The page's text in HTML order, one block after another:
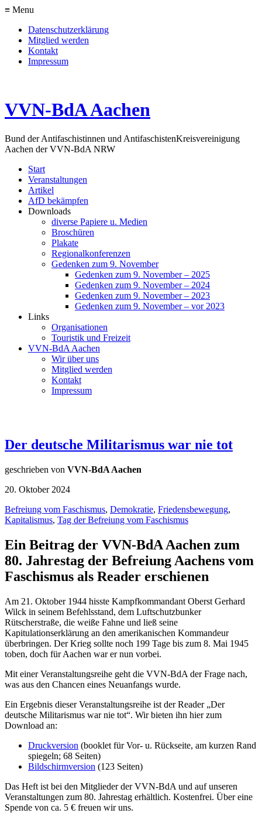
≡ Menu
Datenschutzerklärung
Mitglied werden
Kontakt
Impressum
VVN-BdA Aachen
Bund der Antifaschistinnen und AntifaschistenKreisvereinigung
Aachen der VVN-BdA NRW
Start
Veranstaltungen
Artikel
AfD bekämpfen
Downloads
diverse Papiere u. Medien
Broschüren
Plakate
Regionalkonferenzen
Gedenken zum 9. November
Gedenken zum 9. November – 2025
Gedenken zum 9. November – 2024
Gedenken zum 9. November – 2023
Gedenken zum 9. November – vor 2023
Links
Organisationen
Touristik und Freizeit
VVN-BdA Aachen
Wir über uns
Mitglied werden
Kontakt
Impressum
Der deutsche Militarismus war nie tot
geschrieben von VVN-BdA Aachen
20. Oktober 2024
Befreiung vom Faschismus, Demokratie, Friedensbewegung,
Kapitalismus, Tag der Befreiung vom Faschismus
Ein Beitrag der VVN-BdA Aachen zum
80. Jahrestag der Befreiung Aachens vom
Faschismus als Reader erschienen
Am 21. Oktober 1944 hisste Kampfkommandant Oberst Gerhard
Wilck in seinem Befehlsstand, dem Luftschutzbunker
Rütscherstraße, die weiße Fahne und ließ seine
Kapitulationserklärung an den amerikanischen Kommandeur
überbringen. Der Krieg sollte noch 199 Tage bis zum 8. Mai 1945
toben, doch für Aachen war er nun vorbei.
Mit einer Veranstaltungsreihe geht die VVN-BdA der Frage nach,
was aus den Chancen eines Neuanfangs wurde.
Ein Ergebnis dieser Veranstaltungsreihe ist der Reader „Der
deutsche Militarismus war nie tot“. Wir bieten ihn hier zum
Download an:
Druckversion (booklet für Vor- u. Rückseite, am kurzen Rand
spiegeln; 68 Seiten)
Bildschirmversion (123 Seiten)
Das Heft ist bei den Mitglieder der VVN-BdA und auf unseren
Veranstaltungen zum 80. Jahrestag erhältlich. Kostenfrei. Über eine
Spende von ca. 5 € freuen wir uns.